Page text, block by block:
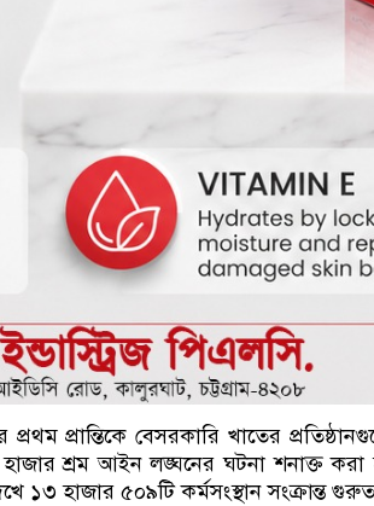
প্রান্তিকে বেসরকারি খাতের
শ্রম আইন লঙ্ঘনের ঘটনা শনাক্ত করা
১৩ হাজার ৫০৯টি কর্মসংস্থান সংক্রান্ত